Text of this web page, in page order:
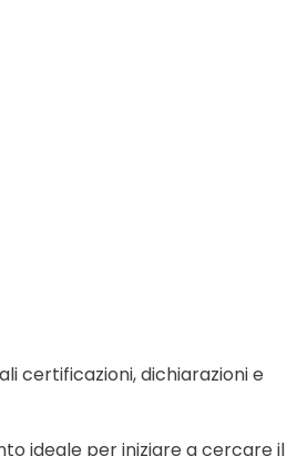
certificazioni, dichiarazioni e
ideale per iniziare a cercare il